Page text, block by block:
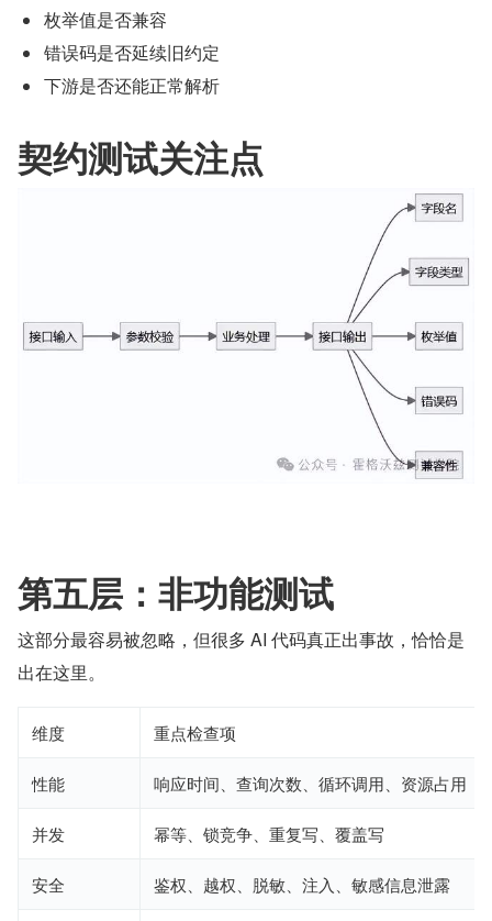
枚举值是否兼容
错误码是否延续旧约定
下游是否还能正常解析
契约测试关注点
第五层：非功能测试
这部分最容易被忽略，但很多 AI 代码真正出事故，恰恰是
出在这里。
维度 重点检查项
性能 响应时间、查询次数、循环调用、资源占用
并发 幂等、锁竞争、重复写、覆盖写
安全 鉴权、越权、脱敏、注入、敏感信息泄露